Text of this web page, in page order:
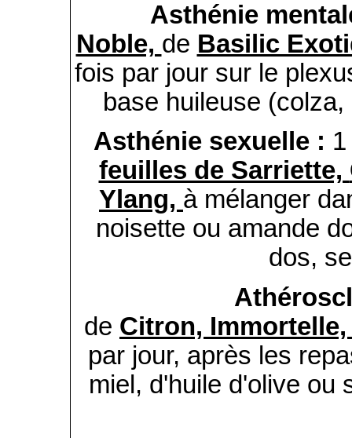
Asthénie
Noble, de Basilic
fois par jour sur le
base huileuse
Asthénie sexuelle :
feuilles de Sarriette,
Ylang, à mélanger
noisette ou amande
dos,
de Citron,
par jour, après les
miel, d'huile d'olive ou